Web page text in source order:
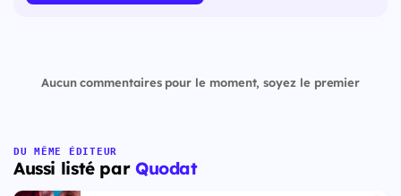
Aucun commentaires pour le moment, soyez le premier
DU MÊME ÉDITEUR
Aussi listé par Quodat